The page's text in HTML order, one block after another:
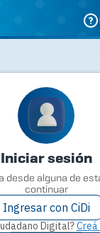
Iniciar sesión
desde alguna de
continuar
Ingresar con CiDi
Digital?Creá